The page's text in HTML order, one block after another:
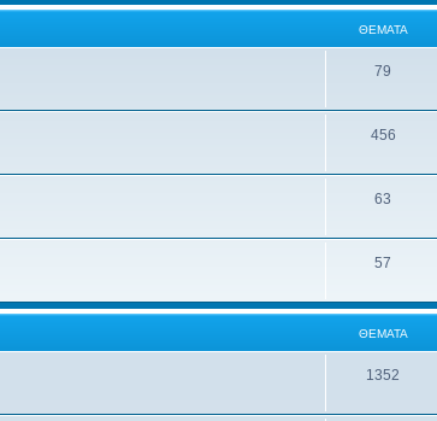
ΘΈΜΑΤΑ
79
456
63
57
ΘΈΜΑΤΑ
1352